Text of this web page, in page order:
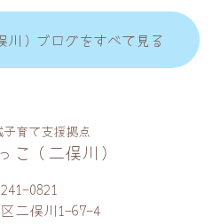
川）ブログをすべて見る
育て支援拠点
こ（二俣川）
0821
二俣川1-67-4